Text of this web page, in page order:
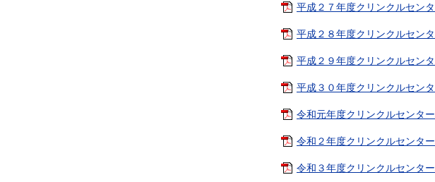
平成２７年度クリンクルセン
平成２８年度クリンクルセン
平成２９年度クリンクルセン
平成３０年度クリンクルセン
令和元年度クリンクルセンタ
令和２年度クリンクルセンタ
令和３年度クリンクルセンタ